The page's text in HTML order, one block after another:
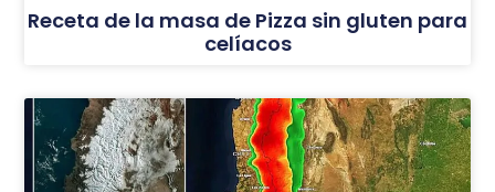
Receta de la masa de Pizza sin gluten para
celíacos